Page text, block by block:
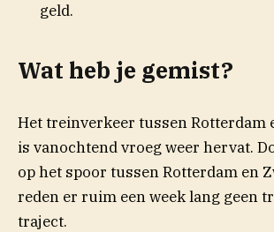
geld.
Wat heb je gemist?
Het treinverkeer tussen Rotterdam
is vanochtend vroeg weer hervat.
op het spoor tussen Rotterdam en
reden er ruim een week lang geen
traject.